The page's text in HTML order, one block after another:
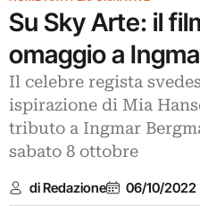
Su Sky Arte: il
omaggio a
Il celebre regista
ispirazione di Mia
tributo a Ingmar
sabato 8 ottobre
di Redazione 06/10/2022